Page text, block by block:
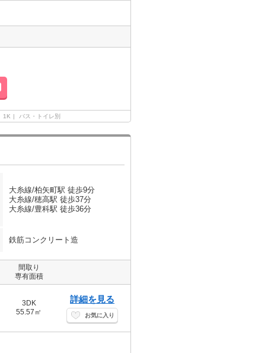
1K バス・トイレ別
大糸線/柏矢町駅 徒歩9分
大糸線/穂高駅 徒歩37分
大糸線/豊科駅 徒歩36分
鉄筋コンクリート造
間取り
専有面積
3DK
55.57㎡
詳細を見る
お気に入り